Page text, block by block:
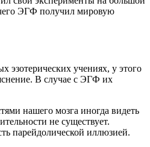
ЭГФ получил мировую
эзотерических учениях, у этого
В случае c ЭГФ их
нашего мозга иногда видеть
не существует.
парейдолической иллюзией.